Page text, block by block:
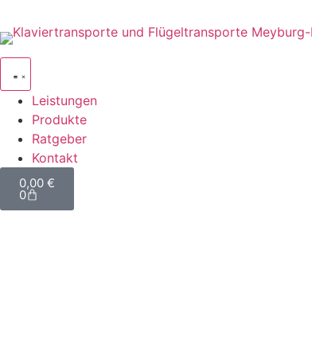
Leistungen
Produkte
Ratgeber
Kontakt
0,00 €
0